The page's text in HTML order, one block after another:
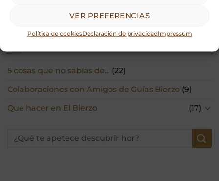
VER PREFERENCIAS
Política de cookiesDeclaración de privacidadImpressum
5 cosas que no sabías de… (22)
Colaboraciones con Amigos de Guías Bierzo (9)
Que hacer en El Bierzo
(17)